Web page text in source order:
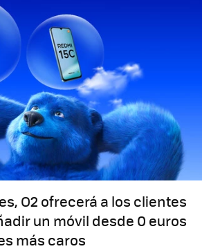
O2 ofrecerá a los clientes
un móvil desde 0 euros
más caros